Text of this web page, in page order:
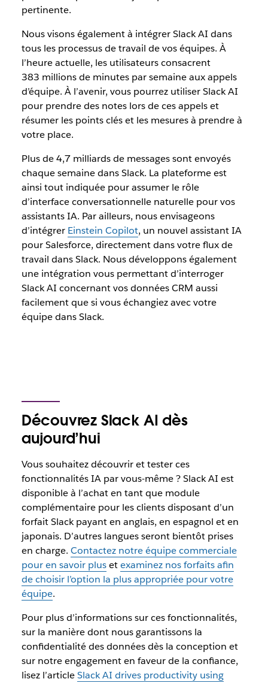
pertinente.
Nous visons également à intégrer Slack AI dans
tous les processus de travail de vos équipes. À
l’heure actuelle, les utilisateurs consacrent
383 millions de minutes par semaine aux appels
d’équipe. À l’avenir, vous pourrez utiliser Slack AI
pour prendre des notes lors de ces appels et
résumer les points clés et les mesures à prendre à
votre place.
Plus de 4,7 milliards de messages sont envoyés
chaque semaine dans Slack. La plateforme est
ainsi tout indiquée pour assumer le rôle
d’interface conversationnelle naturelle pour vos
assistants IA. Par ailleurs, nous envisageons
d’intégrer Einstein Copilot, un nouvel assistant IA
pour Salesforce, directement dans votre flux de
travail dans Slack. Nous développons également
une intégration vous permettant d’interroger
Slack AI concernant vos données CRM aussi
facilement que si vous échangiez avec votre
équipe dans Slack.
Découvrez Slack AI dès
aujourd’hui
Vous souhaitez découvrir et tester ces
fonctionnalités IA par vous-même ? Slack AI est
disponible à l’achat en tant que module
complémentaire pour les clients disposant d’un
forfait Slack payant en anglais, en espagnol et en
japonais. D’autres langues seront bientôt prises
en charge. Contactez notre équipe commerciale
pour en savoir plusetexaminez nos forfaits afin
de choisir l’option la plus appropriée pour votre
équipe.
Pour plus d’informations sur ces fonctionnalités,
sur la manière dont nous garantissons la
confidentialité des données dès la conception et
sur notre engagement en faveur de la confiance,
lisez l’articleSlack AI drives productivity using